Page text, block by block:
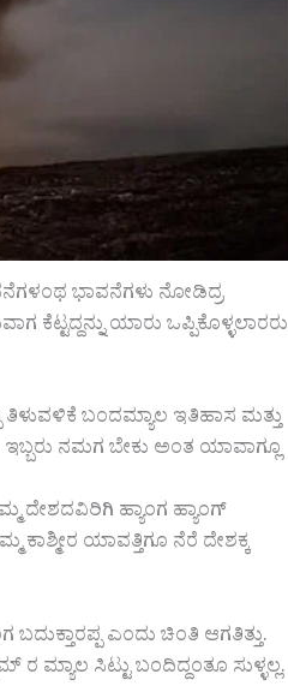
ಭಾವನೆಗಳು ನೋಡಿದ್ರ
ಯಾರು ಒಪ್ಪಿಕೊಳ್ಳಲಾರರು
ತಿಳುವಳಿಕೆ ಬಂದಮ್ಯಾಲ ಇತಿಹಾಸ ಮತ್ತು
ಇಬ್ಬರು ನಮಗ ಬೇಕು ಅಂತ ಯಾವಾಗ್ಲೂ
ದೇಶದವಿರಿಗಿ ಹ್ಯಾಂಗ ಹ್ಯಾಂಗ್
ಯಾವತ್ತಿಗೂ ನೆರೆ ದೇಶಕ್ಕ
ಎಂದು ಚಿಂತಿ ಆಗತಿತ್ತು.
ಸಿಟ್ಟು ಬಂದಿದ್ದಂತೂ ಸುಳ್ಳಲ್ಲ.